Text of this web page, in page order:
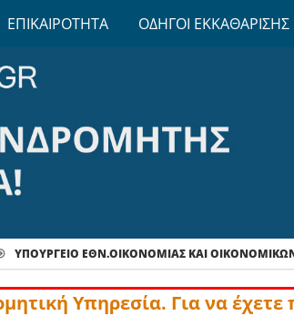
ΕΠΙΚΑΙΡΟΤΗΤΑ ΟΔΗΓΟΙ ΕΚΚΑΘΑΡΙΣΗΣ
ΥΠΟΥΡΓΕΙΟ ΕΘΝ.ΟΙΚΟΝΟΜΙΑΣ ΚΑΙ
Υπηρεσία. Για να